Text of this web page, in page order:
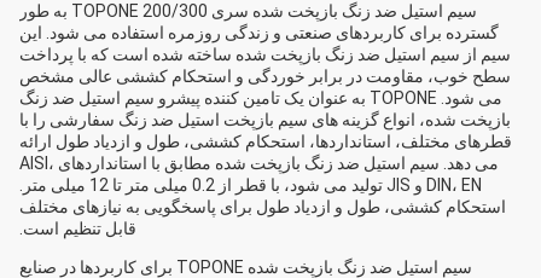
سیم استیل ضد زنگ بازپخت شده سری TOPONE 200/300 به طور
گسترده برای کاربردهای صنعتی و زندگی روزمره استفاده می شود. این
سیم از سیم استیل ضد زنگ بازپخت شده ساخته شده است که با پرداخت
سطح خوب، مقاومت در برابر خوردگی و استحکام کششی عالی مشخص
می شود. TOPONE به عنوان یک تامین کننده پیشرو سیم استیل ضد زنگ
بازپخت شده، انواع گزینه های سیم بازپخت استیل ضد زنگ سفارشی را با
قطرهای مختلف، استانداردها، استحکام کششی، طول و ازدیاد طول ارائه
می دهد. سیم استیل ضد زنگ بازپخت شده مطابق با استانداردهای AISI،
DIN، EN و JIS تولید می شود، با قطر از 0.2 میلی متر تا 12 میلی متر.
استحکام کششی، طول و ازدیاد طول برای پاسخگویی به نیازهای مختلف
قابل تنظیم است.
سیم استیل ضد زنگ بازپخت شده TOPONE برای کاربردها در صنایع